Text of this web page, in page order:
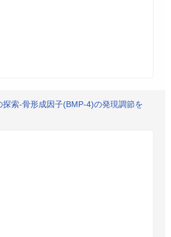
探索-骨形成因子(BMP-4)の発現調節を